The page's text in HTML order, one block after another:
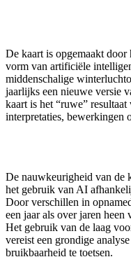
De kaart is opgemaakt
vorm van artificiële
middenschalige
jaarlijks een nieuwe versie
kaart is het “ruwe”
interpretaties, bewerkingen
De nauwkeurigheid van de
het gebruik van AI
Door verschillen in
een jaar als over jaren
Het gebruik van de laag
vereist een grondige
bruikbaarheid te toetsen.